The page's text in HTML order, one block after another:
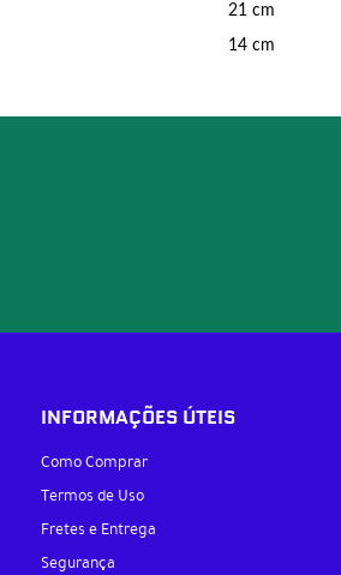
21 cm
14 cm
INFORMAÇÕES ÚTEIS
Como Comprar
Termos de Uso
Fretes e Entrega
Segurança